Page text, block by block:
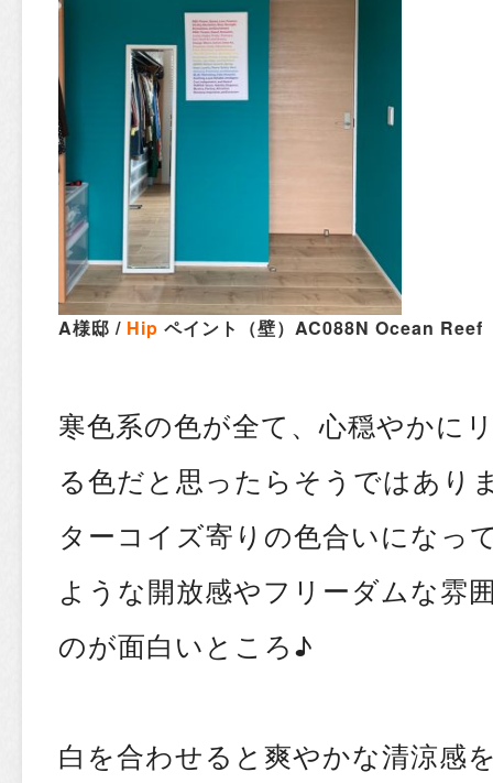
A様邸 / Hip ペイント（壁）AC088N Ocean Reef
寒色系の色が全て、心穏やかに
る色だと思ったらそうではあり
ターコイズ寄りの色合いになっ
ような開放感やフリーダムな雰
のが面白いところ♪
白を合わせると爽やかな清涼感